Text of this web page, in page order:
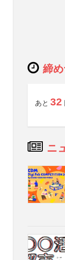
締
あと 32
ニ